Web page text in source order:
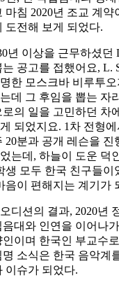
마침 2020년 조교 계약
도전해 보게 되었다.
년 이상을 근무하셨던
공고를 접했어요, L.
한 모스크바 비루투
데 그 후임을 뽑는 자
의 일을 고민하던 차
되었지요. 1차 전형에
20분과 공개 레슨을 진
는데, 하늘이 도운 덕
생 모두 한국 친구들이
음이 편해지는 계기가
디션의 결과, 2020년
대와 인연을 이어나
이며 한국인 부교수
소식은 한국 음악계
이슈가 되었다.